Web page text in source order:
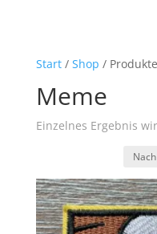
Start/ Shop /
Meme
Einzelnes Ergebnis